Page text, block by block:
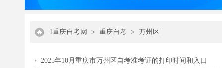
1重庆自考网 > 重庆自考 > 万州区
2025年10月重庆市万州区自考准考证的打印时间和入口